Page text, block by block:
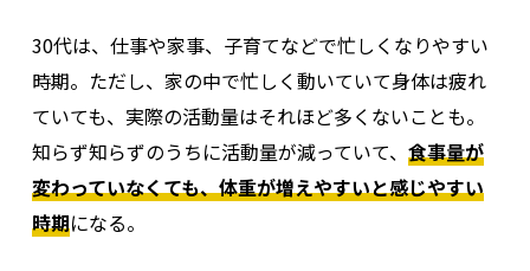
30代は、仕事や家事、子育てなどで忙しくなりやすい
時期。ただし、家の中で忙しく動いていて身体は疲れ
ていても、実際の活動量はそれほど多くないことも。
知らず知らずのうちに活動量が減っていて、 食事量が
変わっていなくても、体重が増えやすいと感じやすい
時期になる。